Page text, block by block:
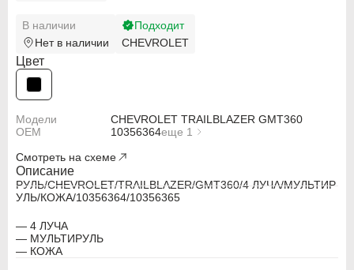
В наличии
Нет в наличии
Подходит
CHEVROLET
Цвет
Модели
CHEVROLET TRAILBLAZER GMT360
OEM
10356364еще 1
Смотреть на схеме
Описание
РУЛЬ/CHEVROLET/TRAILBLAZER/GMT360/4 ЛУЧА/МУЛЬТИР
УЛЬ/КОЖА/10356364/10356365
— 4 ЛУЧА
— МУЛЬТИРУЛЬ
— КОЖА
ABARTH
ABARTH